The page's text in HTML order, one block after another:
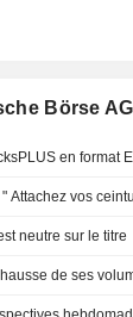
Börse AG
en format
Attachez vos
BÖRSE AG : UBS est neutre sur le titre
de ses